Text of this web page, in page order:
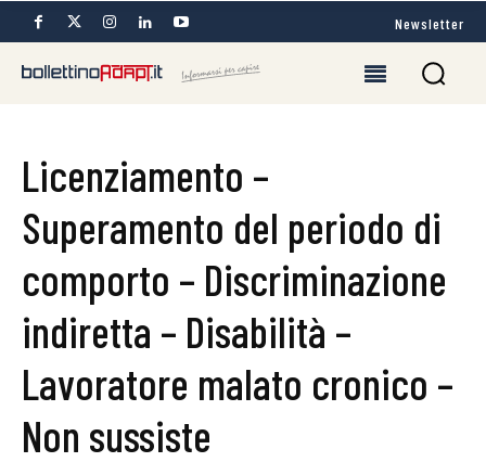
Newsletter
Licenziamento –
Superamento del periodo di
comporto – Discriminazione
indiretta – Disabilità –
Lavoratore malato cronico –
Non sussiste